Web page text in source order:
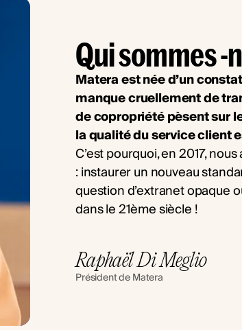
Qui sommes -
Matera est née d’un
manque cruellement de
de copropriété pèsent sur
la qualité du service client
C’est pourquoi, en 2017,
: instaurer un nouveau
question d’extranet opaque
dans le 21ème siècle !
Raphaël Di Meglio
Président de Matera